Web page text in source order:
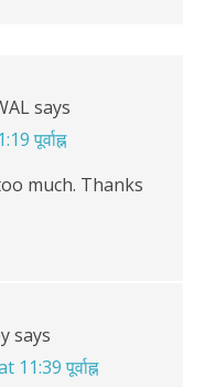
says
पूर्वाह्न
much. Thanks
says
पूर्वाह्न